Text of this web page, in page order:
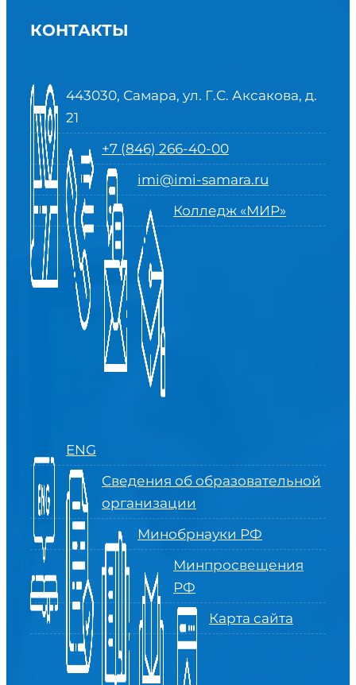
КОНТАКТЫ
443030, Самара, ул. Г.С. Аксакова, д.
21
+7 (846) 266-40-00
imi@imi-samara.ru
Колледж «МИР»
ENG
Сведения об образовательной
организации
Минобрнауки РФ
Минпросвещения
РФ
Карта сайта